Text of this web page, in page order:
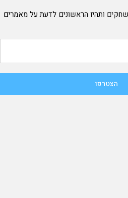
ותהיו הראשונים לדעת על מאמרים